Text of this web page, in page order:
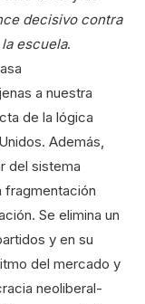
decisivo contra
escuela.
a nuestra
de la lógica
Además,
del sistema
fragmentación
Se elimina un
y en su
del mercado y
neoliberal-